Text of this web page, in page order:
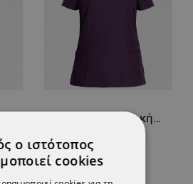
Γυναικεία ιατρική μπλούζα NOBBY PURPLE
11,41 €
ο ιστότοπος
cookies